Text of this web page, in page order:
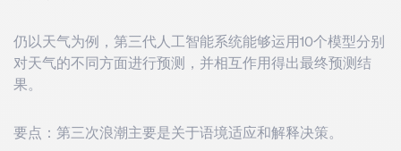
仍以天气为例，第三代人工智能系统能够运用10个模型分别
对天气的不同方面进行预测，并相互作用得出最终预测结
果。
要点：第三次浪潮主要是关于语境适应和解释决策。